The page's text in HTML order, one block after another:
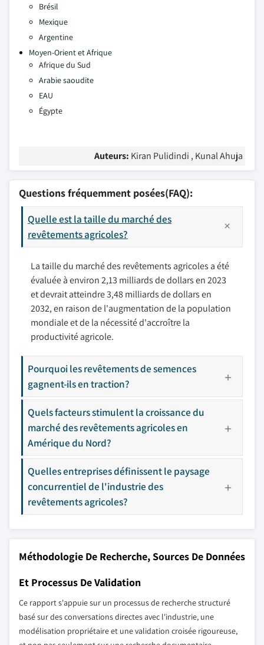
Brésil
Mexique
Argentine
Moyen-Orient et Afrique
Afrique du Sud
Arabie saoudite
EAU
Égypte
Auteurs: Kiran Pulidindi , Kunal Ahuja
Questions fréquemment posées(FAQ):
Quelle est la taille du marché des
revêtements agricoles?
La taille du marché des revêtements agricoles a été
évaluée à environ 2,13 milliards de dollars en 2023
et devrait atteindre 3,48 milliards de dollars en
2032, en raison de l'augmentation de la population
mondiale et de la nécessité d'accroître la
productivité agricole.
Pourquoi les revêtements de semences
gagnent-ils en traction?
Quels facteurs stimulent la croissance du
marché des revêtements agricoles en
Amérique du Nord?
Quelles entreprises définissent le paysage
concurrentiel de l'industrie des
revêtements agricoles?
Méthodologie De Recherche, Sources De Données
Et Processus De Validation
Ce rapport s'appuie sur un processus de recherche structuré
basé sur des conversations directes avec l'industrie, une
modélisation propriétaire et une validation croisée rigoureuse,